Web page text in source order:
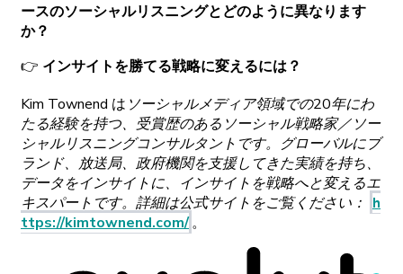
ースのソーシャルリスニングとどのように異なります
か？
👉 インサイトを勝てる戦略に変えるには？
Kim Townend は ソーシャルメディア領域での20年にわ
たる経験を持つ、 受賞歴のある ソーシャル戦略家／ソー
シャルリスニングコンサルタントです。 グローバルにブ
ランド、 放送局、 政府機関を支援してきた実績を持ち、
データをインサイトに、 インサイトを戦略へと変えるエ
キスパートです。 詳細は公式サイトをご覧ください ： h
ttps://kimtownend.com/。